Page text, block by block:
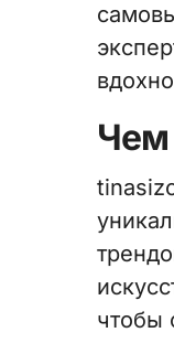
чтобы